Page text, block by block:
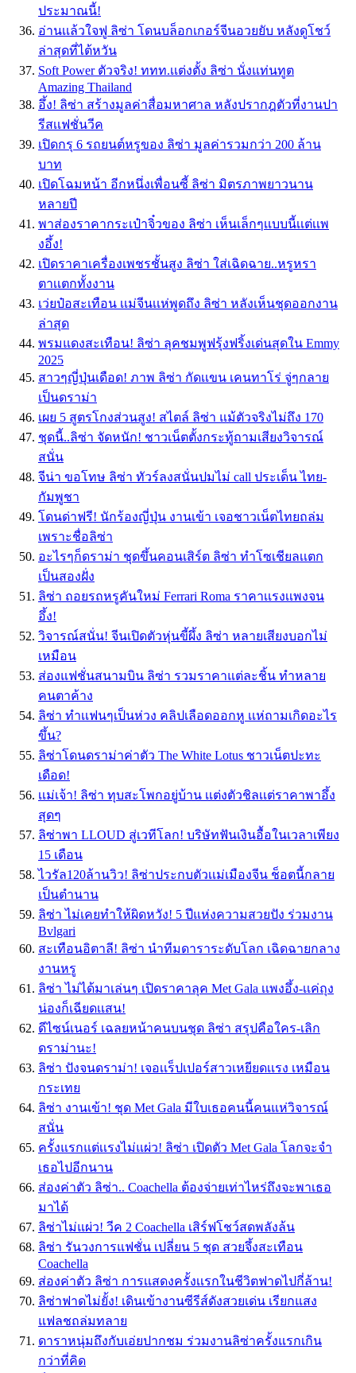
ประมาณนี้!
อ่านเเล้วใจฟู ลิซ่า โดนบล็อกเกอร์จีนอวยยับ หลังดูโชว์
ล่าสุดที่ไต้หวัน
Soft Power ตัวจริง! ททท.เเต่งตั้ง ลิซ่า นั่งแท่นทูต
Amazing Thailand
อึ้ง! ลิซ่า สร้างมูลค่าสื่อมหาศาล หลังปรากฎตัวที่งานปา
รีสเเฟชั่นวีค
เปิดกรุ 6 รถยนต์หรูของ ลิซ่า มูลค่ารวมกว่า 200 ล้าน
บาท
เปิดโฉมหน้า อีกหนึ่งเพื่อนซี้ ลิซ่า มิตรภาพยาวนาน
หลายปี
พาส่องราคากระเป๋าจิ๋วของ ลิซ่า เห็นเล็กๆเเบบนี้เเต่เเพ
งอึ้ง!
เปิดราคาเครื่องเพชรชั้นสูง ลิซ่า ใส่เฉิดฉาย..หรูหรา
ตาเเตกทั้งงาน
เว่ยป๋อสะเทือน เเม่จีนเเห่พูดถึง ลิซ่า หลังเห็นชุดออกงาน
ล่าสุด
พรมแดงสะเทือน! ลิซ่า ลุคชมพูฟรุ้งฟริ้งเด่นสุดใน Emmy
2025
สาวๆญี่ปุ่นเดือด! ภาพ ลิซ่า กัดเเขน เคนทาโร่ จู่ๆกลาย
เป็นดราม่า
เผย 5 สูตรโกงส่วนสูง! สไตล์ ลิซ่า แม้ตัวจริงไม่ถึง 170
ชุดนี้..ลิซ่า จัดหนัก! ชาวเน็ตตั้งกระทู้ถามเสียงวิจารณ์
สนั่น
จีน่า ขอโทษ ลิซ่า ทัวร์ลงสนั่นปมไม่ call ประเด็น ไทย-
กัมพูชา
โดนด่าฟรี! นักร้องญี่ปุ่น งานเข้า เจอชาวเน็ตไทยถล่ม
เพราะชื่อลิซ่า
อะไรๆก็ดราม่า ชุดขึ้นคอนเสิร์ต ลิซ่า ทำโซเชียลเเตก
เป็นสองฝั่ง
ลิซ่า ถอยรถหรูคันใหม่ Ferrari Roma ราคาเเรงเเพงจน
อึ้ง!
วิจารณ์สนั่น! จีนเปิดตัวหุ่นขี้ผึ้ง ลิซ่า หลายเสียงบอกไม่
เหมือน
ส่องแฟชั่นสนามบิน ลิซ่า รวมราคาแต่ละชิ้น ทำหลาย
คนตาค้าง
ลิซ่า ทำเเฟนๆเป็นห่วง คลิปเลือดออกหู เเห่ถามเกิดอะไร
ขึ้น?
ลิซ่าโดนดราม่าค่าตัว The White Lotus ชาวเน็ตปะทะ
เดือด!
เเม่เจ้า! ลิซ่า ทุบสะโพกอยู่บ้าน เเต่งตัวชิลเเต่ราคาพาอึ้ง
สุดๆ
ลิซ่าพา LLOUD สู่เวทีโลก! บริษัทฟันเงินอื้อในเวลาเพียง
15 เดือน
ไวรัล120ล้านวิว! ลิซ่าประกบตัวเเม่เมืองจีน ช็อตนี้กลาย
เป็นตำนาน
ลิซ่า ไม่เคยทำให้ผิดหวัง! 5 ปีแห่งความสวยปัง ร่วมงาน
Bvlgari
สะเทือนอิตาลี! ลิซ่า นำทีมดาราระดับโลก เฉิดฉายกลาง
งานหรู
ลิซ่า ไม่ได้มาเล่นๆ เปิดราคาลุค Met Gala เเพงอึ้ง-เเค่ถุง
น่องก็เฉียดเเสน!
ดีไซน์เนอร์ เฉลยหน้าคนบนชุด ลิซ่า สรุปคือใคร-เลิก
ดราม่านะ!
ลิซ่า ปังจนดราม่า! เจอเเร็ปเปอร์สาวเหยียดเเรง เหมือน
กระเทย
ลิซ่า งานเข้า! ชุด Met Gala มีใบเธอคนนี้คนแห่วิจารณ์
สนั่น
ครั้งแรกแต่เเรงไม่แผ่ว! ลิซ่า เปิดตัว Met Gala โลกจะจำ
เธอไปอีกนาน
ส่องค่าตัว ลิซ่า.. Coachella ต้องจ่ายเท่าไหร่ถึงจะพาเธอ
มาได้
ลิซ่าไม่แผ่ว! วีค 2 Coachella เสิร์ฟโชว์สดพลังล้น
ลิซ่า รันวงการแฟชั่น เปลี่ยน 5 ชุด สวยจึ้งสะเทือน
Coachella
ส่องค่าตัว ลิซ่า การเเสดงครั้งเเรกในชีวิตฟาดไปกี่ล้าน!
ลิซ่าฟาดไม่ยั้ง! เดินเข้างานซีรีส์ดังสวยเด่น เรียกแสง
แฟลชถล่มทลาย
ดาราหนุ่มถึงกับเอ่ยปากชม ร่วมงานลิซ่าครั้งแรกเกิน
กว่าที่คิด